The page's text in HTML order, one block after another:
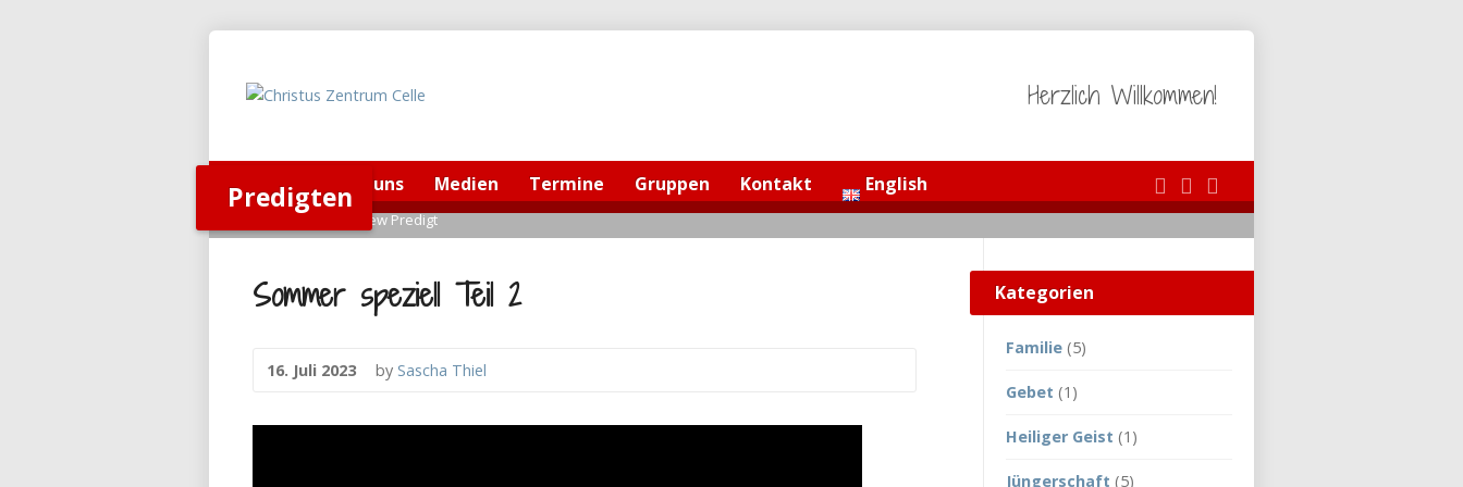
Herzlich Willkommen!
Home Über uns Medien Termine Gruppen Kontakt English
Predigten
Predigten View Predigt
Sommer speziell Teil 2
16. Juli 2023 by Sascha Thiel
Kategorien
Familie (5)
Gebet (1)
Heiliger Geist (1)
Jüngerschaft (5)